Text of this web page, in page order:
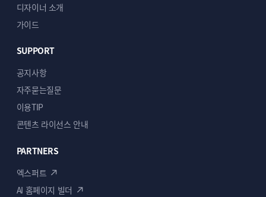
디자이너 소개
가이드
SUPPORT
공지사항
자주묻는질문
이용TIP
콘텐츠 라이선스 안내
PARTNERS
엑스퍼트
AI 홈페이지 빌더